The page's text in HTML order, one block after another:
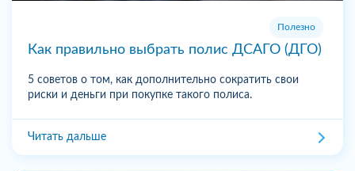
Полезно
Как правильно выбрать полис ДСАГО (ДГО)
5 советов о том, как дополнительно сократить свои
риски и деньги при покупке такого полиса.
Читать дальше